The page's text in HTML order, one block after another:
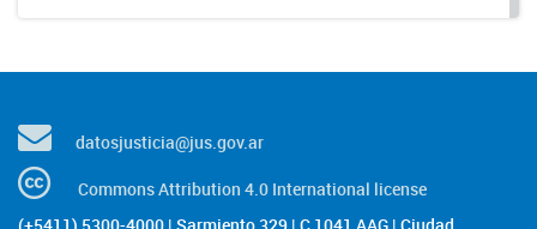
datosjusticia@jus.gov.ar
Commons Attribution 4.0 International license